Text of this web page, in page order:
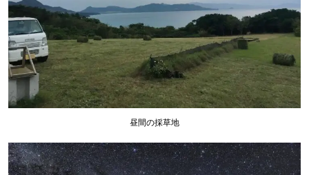
昼間の採草地